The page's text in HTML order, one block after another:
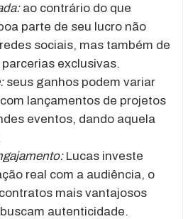
ao contrário do que
parte de seu lucro não
sociais, mas também de
exclusivas.
seus ganhos podem variar
lançamentos de projetos
eventos, dando aquela
Lucas investe
real com a audiência, o
mais vantajosos
autenticidade.